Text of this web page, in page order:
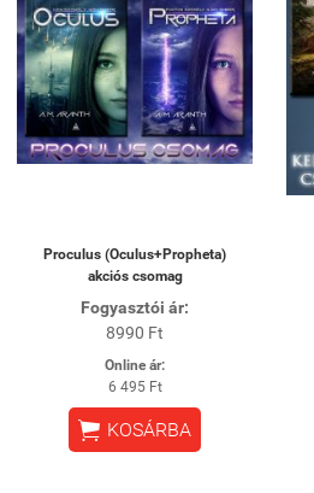
Proculus (Oculus+Propheta)
akciós csomag
Fogyasztói ár:
8990 Ft
Online ár:
6 495 Ft
 KOSÁRBA